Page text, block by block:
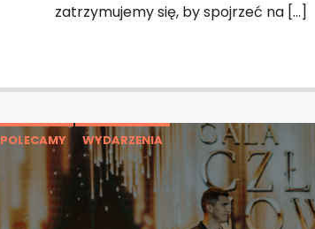
zatrzymujemy się, by spojrzeć na […]
POLECAMY WYDARZENIA